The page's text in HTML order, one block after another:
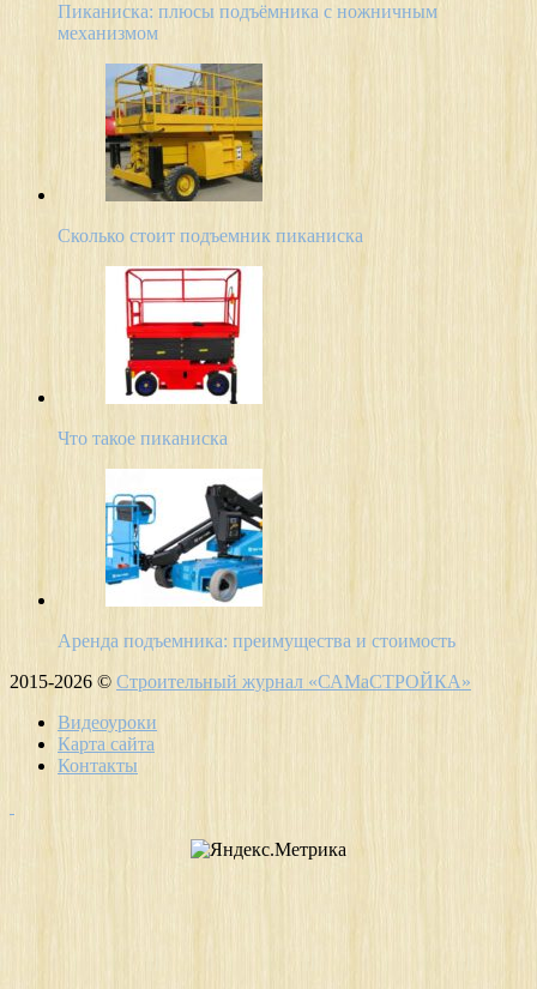
Пиканиска: плюсы подъёмника с ножничным
механизмом
Сколько стоит подъемник пиканиска
Что такое пиканиска
Аренда подъемника: преимущества и стоимость
2015-2026 © Строительный журнал «САМаСТРОЙКА»
Видеоуроки
Карта сайта
Контакты